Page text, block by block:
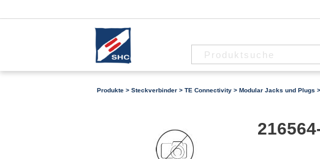
Produkte > Steckverbinder > TE Connectivity > Modular Jacks und Plugs